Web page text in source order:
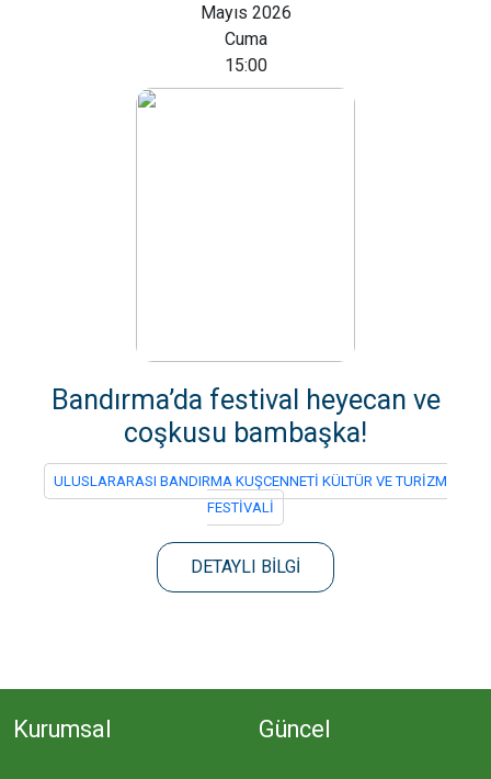
Mayıs 2026
Cuma
15:00
Bandırma’da festival heyecan ve
coşkusu bambaşka!
ULUSLARARASI BANDIRMA KUŞCENNETİ KÜLTÜR VE TURİZM
FESTİVALİ
DETAYLI BİLGİ
Kurumsal Güncel